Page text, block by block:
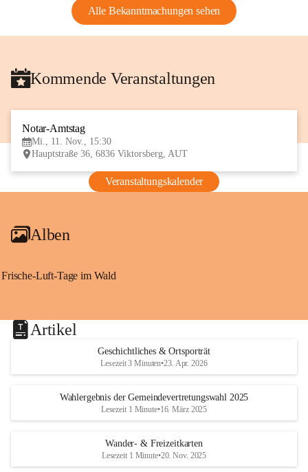
Alle Bekanntmachungen sehen
Kommende Veranstaltungen
Notar-Amtstag
Mi., 11. Nov., 15:30
Hauptstraße 36, 6836 Viktorsberg, AUT
Veranstaltungskalender
Alben
Frische-Luft-Tage im Wald
Artikel
Geschichtliches & Ortsporträt
Lesezeit 3 Minuten•23. Apr. 2026
Wahlergebnis der Gemeindevertretungswahl 2025
Lesezeit 1 Minute•16. März 2025
Wander- & Freizeitkarten
Lesezeit 1 Minute•20. Nov. 2025